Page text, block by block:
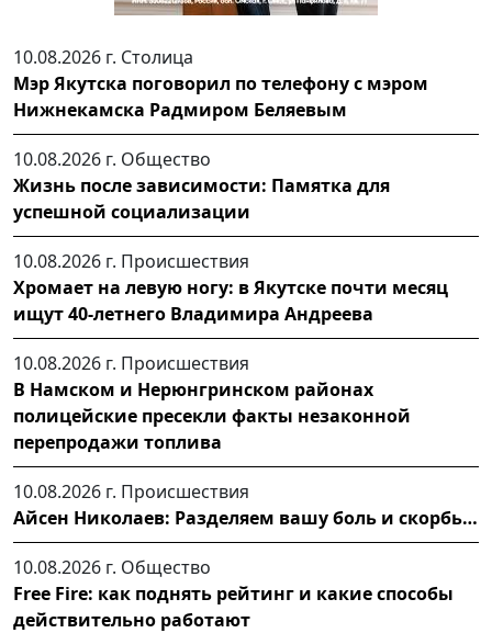
10.08.2026 г. Столица
Мэр Якутска поговорил по телефону с мэром
Нижнекамска Радмиром Беляевым
10.08.2026 г. Общество
Жизнь после зависимости: Памятка для
успешной социализации
10.08.2026 г. Происшествия
Хромает на левую ногу: в Якутске почти месяц
ищут 40-летнего Владимира Андреева
10.08.2026 г. Происшествия
В Намском и Нерюнгринском районах
полицейские пресекли факты незаконной
перепродажи топлива
10.08.2026 г. Происшествия
Айсен Николаев: Разделяем вашу боль и скорбь…
10.08.2026 г. Общество
Free Fire: как поднять рейтинг и какие способы
действительно работают